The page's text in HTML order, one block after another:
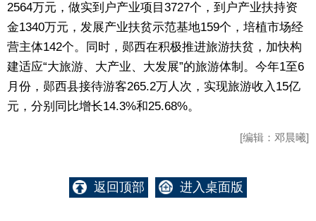
2564万元，做实到户产业项目3727个，到户产业扶持资
金1340万元，发展产业扶贫示范基地159个，培植市场经
营主体142个。同时，郧西在积极推进旅游扶贫，加快构
建适应“大旅游、大产业、大发展”的旅游体制。今年1至6
月份，郧西县接待游客265.2万人次，实现旅游收入15亿
元，分别同比增长14.3%和25.68%。
[编辑：邓晨曦]
返回顶部 进入桌面版